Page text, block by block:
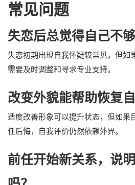
常见问题
失恋后总觉得自己不
失恋初期出现自我怀疑较常见，但如
需要及时调整和寻求专业支持。
改变外貌能帮助恢复自
适度改善形象可以提升状态，但如果
任后悔，自我评价仍然依赖外界。
前任开始新关系，说